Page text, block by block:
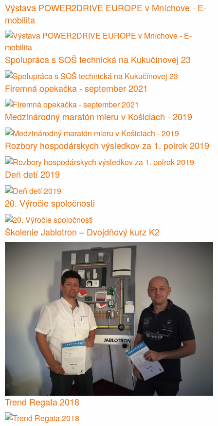
Výstava POWER2DRIVE EUROPE v Mníchove - E-
mobilita
Spolupráca s SOŠ technická na Kukučínovej 23
Firemná opekačka - september 2021
Medzinárodný maratón mieru v Košiciach - 2019
Rozbory hospodárskych výsledkov za 1. polrok 2019
Deň detí 2019
20. Výročie spoločnosti
Školenie Jablotron – Dvojdňový kurz K2
Trend Regata 2018